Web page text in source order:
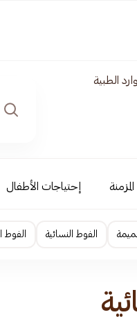
الطبية
إحتياجات الأطفال
الفوط النسائية الفوط